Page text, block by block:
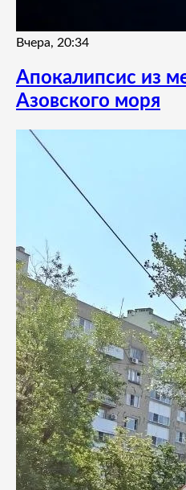
Вчера, 20:34
Апокалипсис из
Азовского моря